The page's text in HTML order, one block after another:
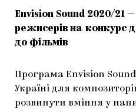
Envision Sound 2020/21
режисерів на конкурс
до фільмів
Програма Envision
Україні для
розвинути вміння у